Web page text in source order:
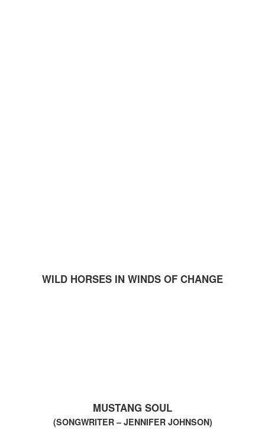
WILD HORSES IN WINDS OF CHANGE
MUSTANG SOUL
(SONGWRITER – JENNIFER JOHNSON)